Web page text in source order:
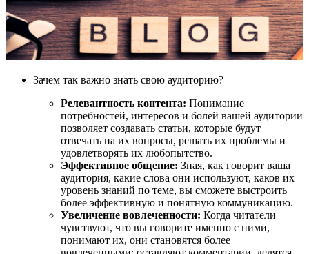
Зачем так важно знать свою аудиторию?
Релевантность контента: Понимание
потребностей, интересов и болей вашей аудитории
позволяет создавать статьи, которые будут
отвечать на их вопросы, решать их проблемы и
удовлетворять их любопытство.
Эффективное общение: Зная, как говорит ваша
аудитория, какие слова они используют, каков их
уровень знаний по теме, вы сможете выстроить
более эффективную и понятную коммуникацию.
Увеличение вовлеченности: Когда читатели
чувствуют, что вы говорите именно с ними,
понимают их, они становятся более